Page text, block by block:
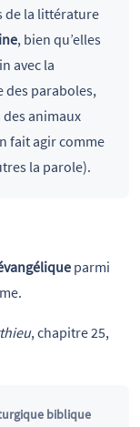
de la littérature
, bien qu’elles
avec la
des paraboles,
animaux
fait agir comme
la parole).
parmi
, chapitre 25,
biblique